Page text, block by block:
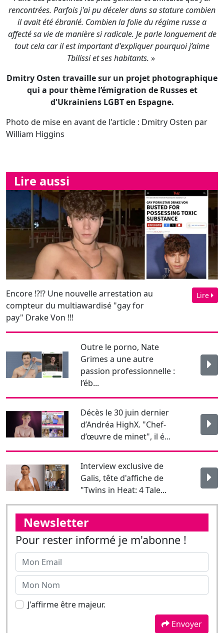
Dmitry Osten travaille sur un projet photographique
qui a pour thème l’émigration de Russes et
d'Ukrainiens LGBT en Espagne.
Photo de mise en avant de l'article : Dmitry Osten par
Lire aussi
Encore !?!? Une nouvelle arrestation au
compteur du multiawardisé "gay for
pay" Drake Von !!!
Lire
Outre le porno, Nate
Grimes a une autre
passion professionnelle :
Décès le 30 juin dernier
d’Andréa HighX. "Chef-
d’œuvre de minet", il é...
Interview exclusive de
Galis, tête d'affiche de
"Twins in Heat: 4 Tale...
Pour rester informé je m'abonne !
J'affirme être majeur.
Suivez-nous sur les réseaux